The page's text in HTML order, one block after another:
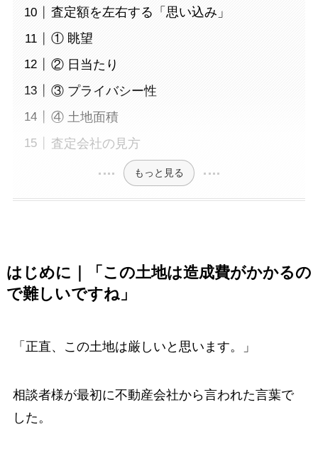
査定額を左右する「思い込み」
① 眺望
② 日当たり
③ プライバシー性
④ 土地面積
査定会社の見方
もっと見る
はじめに｜「この土地は造成費がかかるの
で難しいですね」
「正直、この土地は厳しいと思います。」
相談者様が最初に不動産会社から言われた言葉で
した。